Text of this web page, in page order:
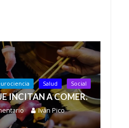
Salud Social
INCITAN A COMER.
Iván Pico